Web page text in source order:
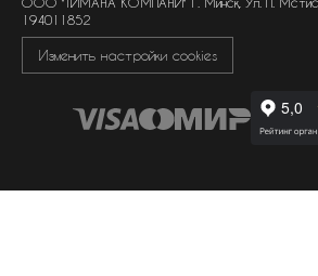
194011852
Изменить настройки cookies